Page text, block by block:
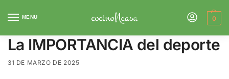
MENU 0
La IMPORTANCIA del deporte
31 DE MARZO DE 2025